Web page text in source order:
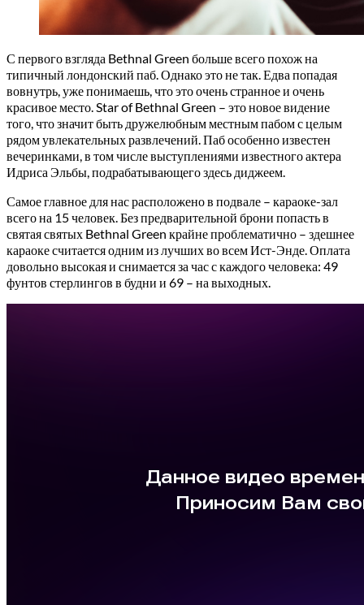
С первого взгляда Bethnal Green больше всего похож на
типичный лондонский паб. Однако это не так. Едва попадая
вовнутрь, уже понимаешь, что это очень странное и очень
красивое место. Star of Bethnal Green – это новое видение
того, что значит быть дружелюбным местным пабом с целым
рядом увлекательных развлечений. Паб особенно известен
вечеринками, в том числе выступлениями известного актера
Идриса Эльбы, подрабатывающего здесь диджеем.
Самое главное для нас расположено в подвале – караоке-зал
всего на 15 человек. Без предварительной брони попасть в
святая святых Bethnal Green крайне проблематично – здешнее
караоке считается одним из лучших во всем Ист-Энде. Оплата
довольно высокая и снимается за час с каждого человека: 49
фунтов стерлингов в будни и 69 – на выходных.